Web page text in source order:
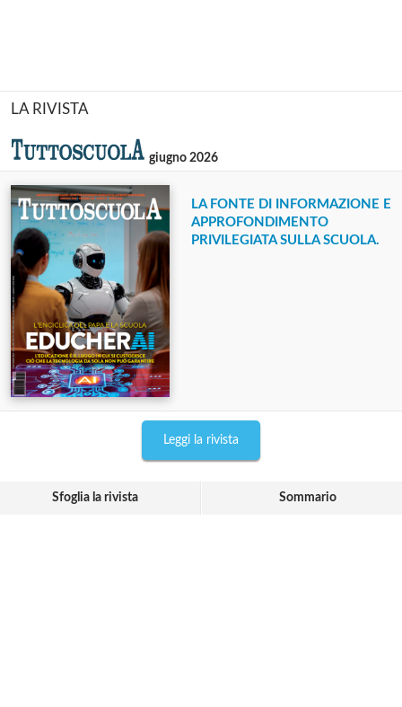
LA RIVISTA
giugno 2026
LA FONTE DI INFORMAZIONE E
APPROFONDIMENTO
PRIVILEGIATA SULLA SCUOLA.
Leggi la rivista
Sfoglia la rivista Sommario